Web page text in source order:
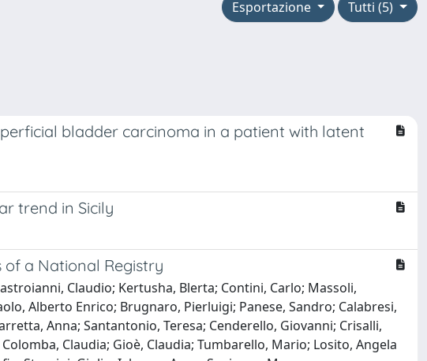
Tutti (5)
Esportazione
bladder carcinoma in a patient with latent
trend in Sicily
of a National Registry
Claudio; Kertusha, Blerta; Contini, Carlo; Massoli,
Alberto Enrico; Brugnaro, Pierluigi; Panese, Sandro; Calabresi,
Anna; Santantonio, Teresa; Cenderello, Giovanni; Crisalli,
Claudia; Gioè, Claudia; Tumbarello, Mario; Losito, Angela